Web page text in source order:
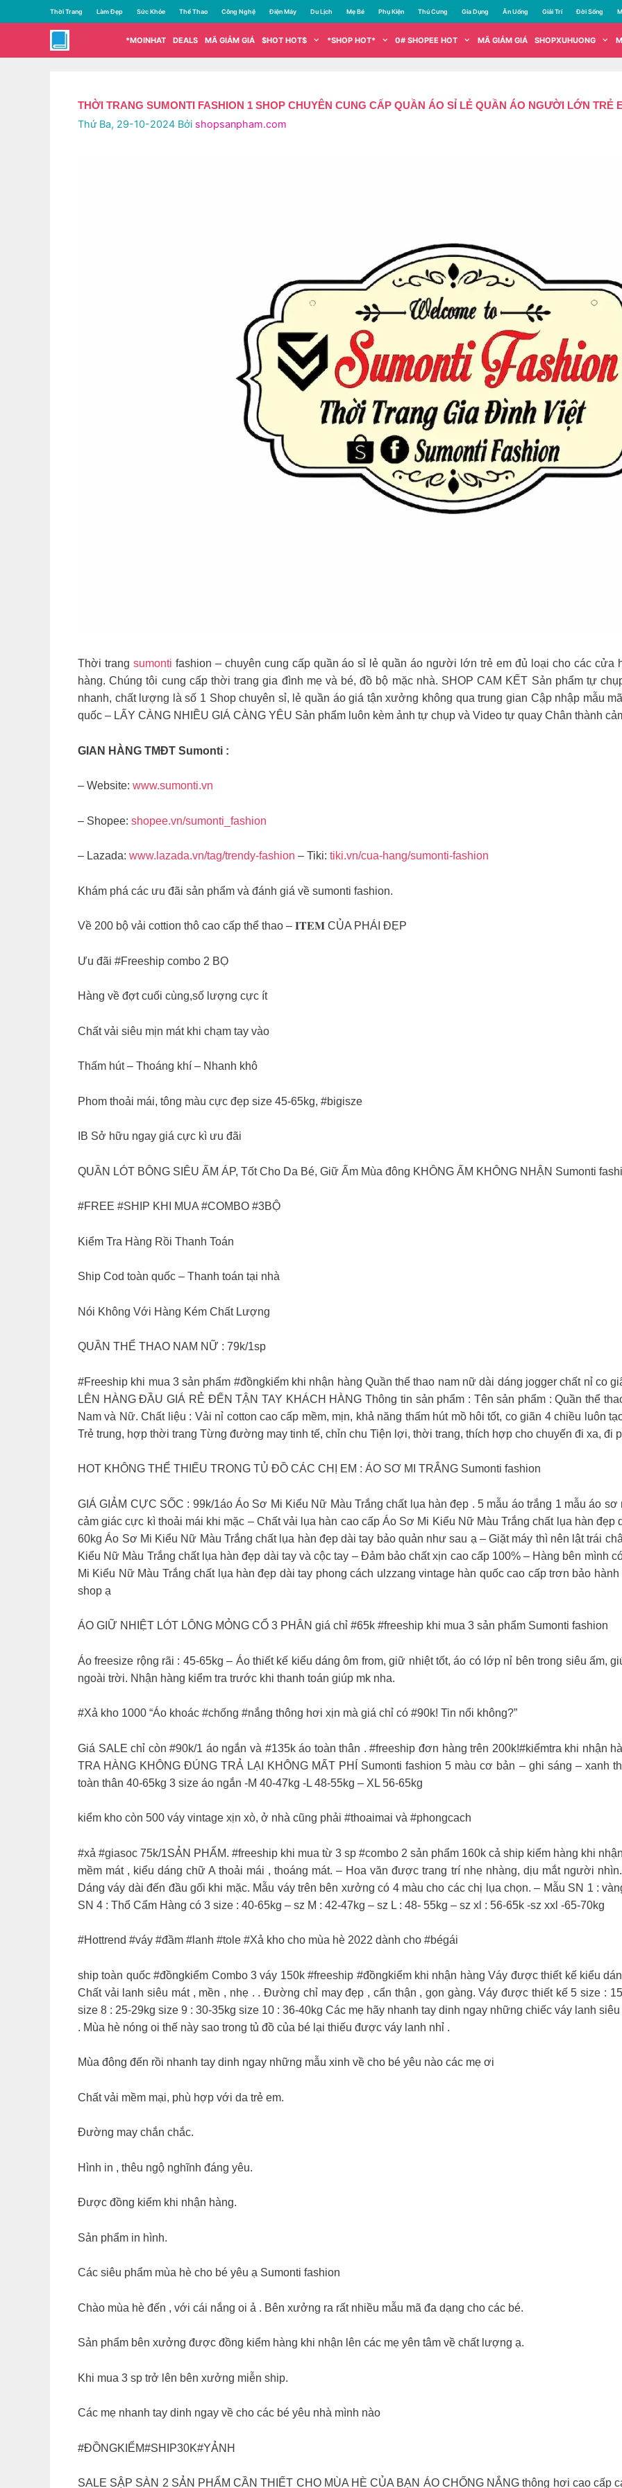
đến
dung
Thời Trang Làm Đẹp Sức Khỏe Thể Thao Công Nghệ Điện Máy Du Lịch Mẹ Bé Phụ Kiện Thú Cưng Gia Dụng Ăn Uống Giải Trí Đời Sống
*MOINHAT DEALS MÃ GIẢM GIÁ $HOT HOT$ *SHOP HOT* 0# SHOPEE HOT MÃ GIẢM GIÁ SHOPXUHUONG
THỜI TRANG SUMONTI FASHION 1 SHOP CHUYÊN CUNG CẤP QUẦN ÁO SỈ LẺ QUẦN ÁO NGƯỜI LỚN TRẺ
Thứ Ba, 29-10-2024 Bởi shopsanpham.com
Thời trang sumonti fashion – chuyên cung cấp quần áo sỉ lẻ quần áo người lớn trẻ em đủ loại cho các cửa
hàng. Chúng tôi cung cấp thời trang gia đình mẹ và bé, đồ bộ mặc nhà. SHOP CAM KẾT Sản phẩm tự
nhanh, chất lượng là số 1 Shop chuyên sỉ, lẻ quần áo giá tận xưởng không qua trung gian Cập nhập mẫu
quốc – LẤY CÀNG NHIỀU GIÁ CÀNG YÊU Sản phẩm luôn kèm ảnh tự chụp và Video tự quay Chân thành
GIAN HÀNG TMĐT Sumonti :
– Website: www.sumonti.vn
– Shopee: shopee.vn/sumonti_fashion
– Lazada: www.lazada.vn/tag/trendy-fashion – Tiki: tiki.vn/cua-hang/sumonti-fashion
Khám phá các ưu đãi sản phẩm và đánh giá về sumonti fashion.
Về 200 bộ vải cottion thô cao cấp thể thao – 𝐈𝐓𝐄𝐌 CỦA PHÁI ĐẸP
Ưu đãi #Freeship combo 2 BỌ
Hàng về đợt cuối cùng,số lượng cực ít
Chất vải siêu mịn mát khi chạm tay vào
Thấm hút – Thoáng khí – Nhanh khô
Phom thoải mái, tông màu cực đẹp size 45-65kg, #bigisze
IB Sở hữu ngay giá cực kì ưu đãi
QUẦN LÓT BÔNG SIÊU ẤM ÁP, Tốt Cho Da Bé, Giữ Ấm Mùa đông KHÔNG ẤM KHÔNG NHẬN Sumonti
#FREE #SHIP KHI MUA #COMBO #3BỘ
Kiểm Tra Hàng Rồi Thanh Toán
Ship Cod toàn quốc – Thanh toán tại nhà
Nói Không Với Hàng Kém Chất Lượng
QUẦN THỂ THAO NAM NỮ : 79k/1sp
#Freeship khi mua 3 sản phẩm #đồngkiểm khi nhận hàng Quần thể thao nam nữ dài dáng jogger chất nỉ co
LÊN HÀNG ĐẦU GIÁ RẺ ĐẾN TẬN TAY KHÁCH HÀNG Thông tin sản phẩm : Tên sản phẩm : Quần thể
Nam và Nữ. Chất liệu : Vải nỉ cotton cao cấp mềm, mịn, khả năng thấm hút mồ hôi tốt, co giãn 4 chiều luôn
Trẻ trung, hợp thời trang Từng đường may tinh tế, chỉn chu Tiện lợi, thời trang, thích hợp cho chuyến đi xa, đi
HOT KHÔNG THỂ THIẾU TRONG TỦ ĐỒ CÁC CHỊ EM : ÁO SƠ MI TRẮNG Sumonti fashion
GIÁ GIẢM CỰC SỐC : 99k/1áo Áo Sơ Mi Kiểu Nữ Màu Trắng chất lụa hàn đẹp . 5 mẫu áo trắng 1 mẫu áo
cảm giác cực kì thoải mái khi mặc – Chất vải lụa hàn cao cấp Áo Sơ Mi Kiểu Nữ Màu Trắng chất lụa hàn
60kg Áo Sơ Mi Kiểu Nữ Màu Trắng chất lụa hàn đẹp dài tay bảo quản như sau ạ – Giặt máy thì nên lật trái
Kiểu Nữ Màu Trắng chất lụa hàn đẹp dài tay và cộc tay – Đảm bảo chất xịn cao cấp 100% – Hàng bên mình
Mi Kiểu Nữ Màu Trắng chất lụa hàn đẹp dài tay phong cách ulzzang vintage hàn quốc cao cấp trơn bảo
shop ạ
ÁO GIỮ NHIỆT LÓT LÔNG MỎNG CỔ 3 PHÂN giá chỉ #65k #freeship khi mua 3 sản phẩm Sumonti fashion
Áo freesize rộng rãi : 45-65kg – Áo thiết kế kiểu dáng ôm from, giữ nhiệt tốt, áo có lớp nỉ bên trong siêu ấm,
ngoài trời. Nhận hàng kiểm tra trước khi thanh toán giúp mk nha.
#Xả kho 1000 “Áo khoác #chống #nắng thông hơi xịn mà giá chỉ có #90k! Tin nổi không?”
Giá SALE chỉ còn #90k/1 áo ngắn và #135k áo toàn thân . #freeship đơn hàng trên 200k!#kiểmtra khi nhận
TRA HÀNG KHÔNG ĐÚNG TRẢ LẠI KHÔNG MẤT PHÍ Sumonti fashion 5 màu cơ bản – ghi sáng – xanh
toàn thân 40-65kg 3 size áo ngắn -M 40-47kg -L 48-55kg – XL 56-65kg
kiểm kho còn 500 váy vintage xịn xò, ở nhà cũng phải #thoaimai và #phongcach
#xả #giasoc 75k/1SẢN PHẨM. #freeship khi mua từ 3 sp #combo 2 sản phẩm 160k cả ship kiểm hàng khi
mềm mát , kiểu dáng chữ A thoải mái , thoáng mát. – Hoa văn được trang trí nhẹ nhàng, dịu mắt người
Dáng váy dài đến đầu gối khi mặc. Mẫu váy trên bên xưởng có 4 màu cho các chị lụa chọn. – Mẫu SN 1 :
SN 4 : Thổ Cẩm Hàng có 3 size : 40-65kg – sz M : 42-47kg – sz L : 48- 55kg – sz xl : 56-65k -sz xxl -65-70kg
#Hottrend #váy #đầm #lanh #tole #Xả kho cho mùa hè 2022 dành cho #bégái
ship toàn quốc #đồngkiểm Combo 3 váy 150k #freeship #đồngkiểm khi nhận hàng Váy được thiết kế kiểu
Chất vải lanh siêu mát , mền , nhẹ . . Đường chỉ may đẹp , cẩn thận , gọn gàng. Váy được thiết kế 5 size :
size 8 : 25-29kg size 9 : 30-35kg size 10 : 36-40kg Các mẹ hãy nhanh tay dinh ngay những chiếc váy lanh
. Mùa hè nóng oi thế này sao trong tủ đồ của bé lại thiếu được váy lanh nhỉ .
Mùa đông đến rồi nhanh tay dinh ngay những mẫu xinh về cho bé yêu nào các mẹ ơi
Chất vải mềm mại, phù hợp với da trẻ em.
Đường may chắn chắc.
Hình in , thêu ngộ nghĩnh đáng yêu.
Được đồng kiểm khi nhận hàng.
Sản phẩm in hình.
Các siêu phẩm mùa hè cho bé yêu ạ Sumonti fashion
Chào mùa hè đến , với cái nắng oi ả . Bên xưởng ra rất nhiều mẫu mã đa dạng cho các bé.
Sản phẩm bên xưởng được đồng kiểm hàng khi nhận lên các mẹ yên tâm về chất lượng ạ.
Khi mua 3 sp trở lên bên xưởng miễn ship.
Các mẹ nhanh tay dinh ngay về cho các bé yêu nhà mình nào
#ĐỒNGKIỂM#SHIP30K#YẢNH
SALE SẬP SÀN 2 SẢN PHẨM CẦN THIẾT CHO MÙA HÈ CỦA BẠN ÁO CHỐNG NẮNG thông hơi cao cấp